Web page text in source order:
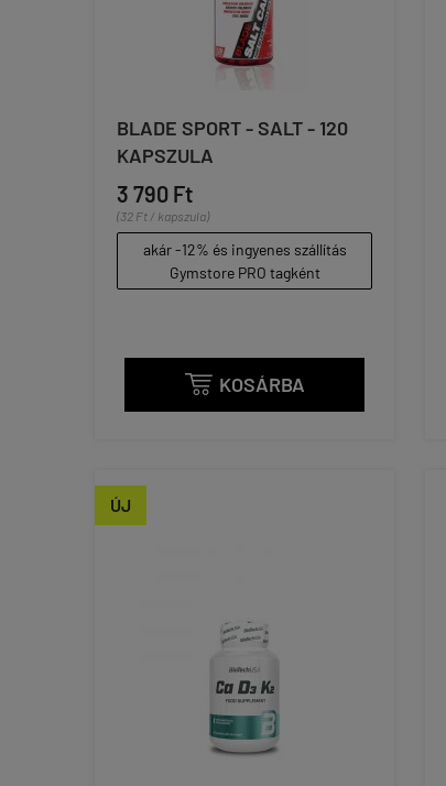
BLADE SPORT - SALT - 120
KAPSZULA
3 790 Ft
(32 Ft / kapszula)
akár -12% és ingyenes szállítás
Gymstore PRO tagként
 KOSÁRBA
ÚJ